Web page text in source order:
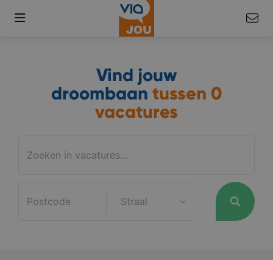
Vind jouw
droombaan tussen 0
vacatures